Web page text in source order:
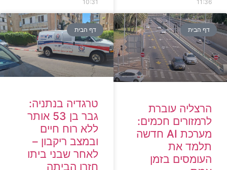
11:36
10:31
דף הבית
הרצליה עוברת
לרמזורים חכמים:
מערכת AI חדשה
תלמד את
העומסים בזמן
דף הבית
טרגדיה בנתניה:
גבר בן 53 אותר
ללא רוח חיים
ובמצב ריקבון –
לאחר שבני ביתו
חזרו הביתה